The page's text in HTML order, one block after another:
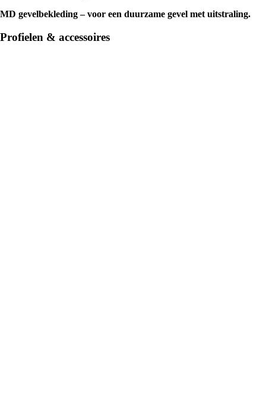
MD gevelbekleding– voor een duurzame gevel met uitstraling.
Profielen & accessoires